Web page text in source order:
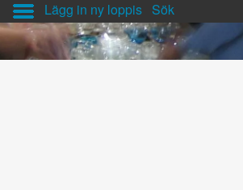
Lägg in ny loppis Sök